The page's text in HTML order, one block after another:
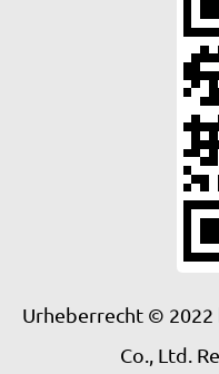
Urheberrecht ©
Co., Ltd.